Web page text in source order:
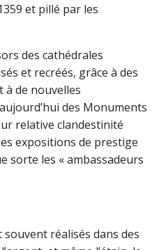
et pillé par les
des cathédrales
et recréés, grâce à des
à de nouvelles
des Monuments
relative clandestinité
expositions de prestige
sorte les « ambassadeurs
réalisés dans des